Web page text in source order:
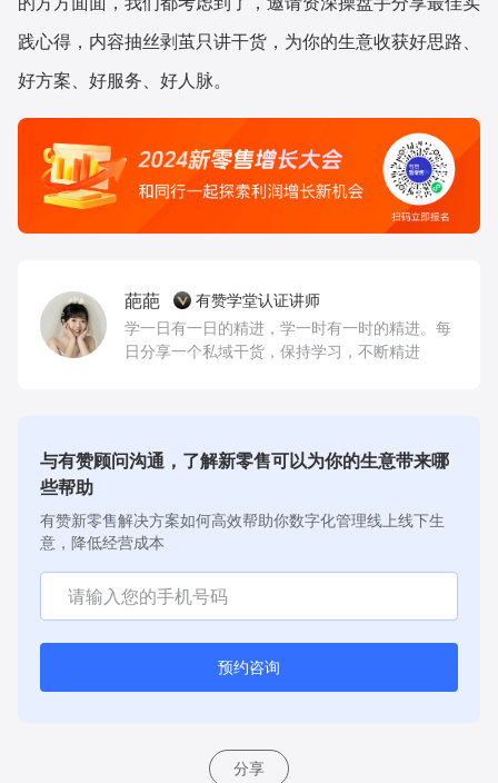
践心得，内容抽丝剥茧只讲干货，为你的生意收获好思路、
好方案、好服务、好人脉。
葩葩
有赞学堂认证讲师
学一日有一日的精进，学一时有一时的精进。每
日分享一个私域干货，保持学习，不断精进
与有赞顾问沟通，了解新零售可以为你的生意带来哪
些帮助
有赞新零售解决方案如何高效帮助你数字化管理线上线下生
意，降低经营成本
预约咨询
分享